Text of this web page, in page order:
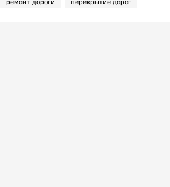
ремонт дороги перекрытие дорог